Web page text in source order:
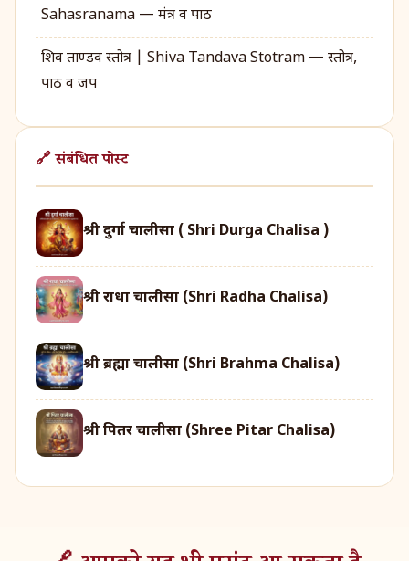
Sahasranama — मंत्र व पाठ
शिव ताण्डव स्तोत्र | Shiva Tandava Stotram — स्तोत्र,
पाठ व जप
🔗 संबंधित पोस्ट
श्री दुर्गा चालीसा ( Shri Durga Chalisa )
श्री राधा चालीसा (Shri Radha Chalisa)
श्री ब्रह्मा चालीसा (Shri Brahma Chalisa)
श्री पितर चालीसा (Shree Pitar Chalisa)